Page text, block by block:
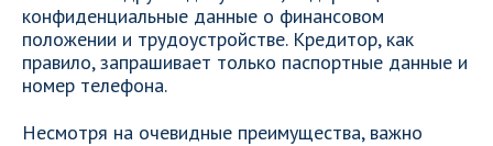
конфиденциальные данные о финансовом
положении и трудоустройстве. Кредитор, как
правило, запрашивает только паспортные данные и
номер телефона.
Несмотря на очевидные преимущества, важно